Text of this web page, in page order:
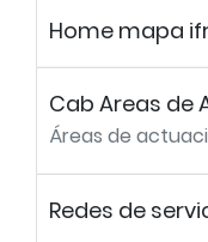
Home mapa
Cab Areas de
Áreas de
Redes de